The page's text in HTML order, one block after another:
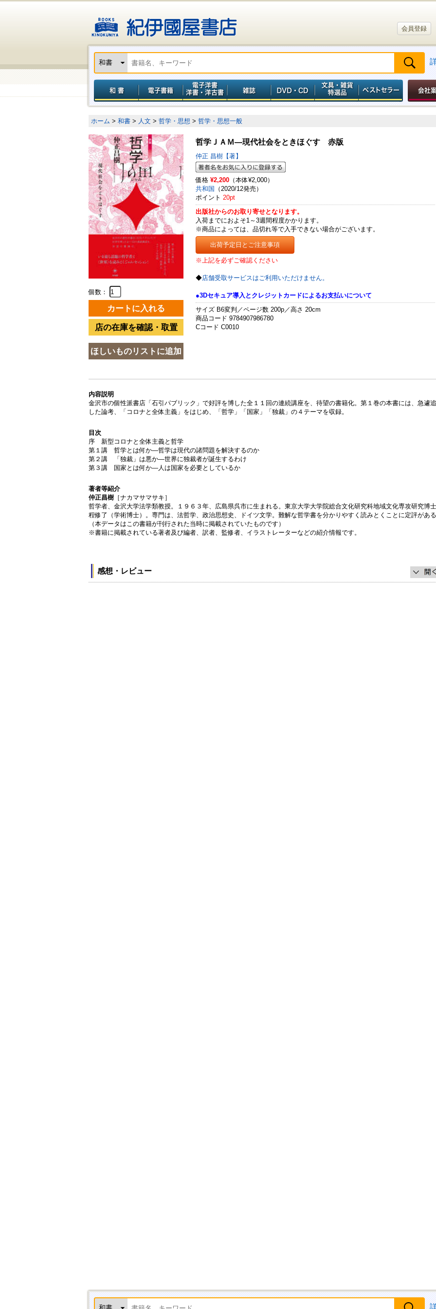
会員登録
ホーム > 和書 > 人文 > 哲学・思想 > 哲学・思想一般
個数：
哲学ＪＡＭ―現代社会をときほぐす 赤版
仲正 昌樹【著】
価格 ¥2,200 （本体¥2,000）
共和国
（2020/12発売）
ポイント 20pt
出版社からのお取り寄せとなります。
入荷までにおよそ1～3週間程度かかります。
※商品によっては、品切れ等で入手できない場合がございます。
出荷予定日とご注意事項
※上記を必ずご確認ください
◆店舗受取サービスはご利用いただけません。
●3Dセキュア導入とクレジットカードによるお支払いについて
サイズ B6変判／ページ数 200p／高さ 20cm
商品コード 9784907986780
Cコード C0010
内容説明
金沢市の個性派書店「石引パブリック」で好評を博した全１１回の連続講座を、待望の書籍化。第１巻の本書には、急遽
した論考、「コロナと全体主義」をはじめ、「哲学」「国家」「独裁」の４テーマを収録。
目次
序 新型コロナと全体主義と哲学
第１講 哲学とは何か―哲学は現代の諸問題を解決するのか
第２講 「独裁」は悪か―世界に独裁者が誕生するわけ
第３講 国家とは何か―人は国家を必要としているか
著者等紹介
仲正昌樹 ［ナカマサマサキ］
哲学者、金沢大学法学類教授。１９６３年、広島県呉市に生まれる。東京大学大学院総合文化研究科地域文化専攻研究博
程修了（学術博士）。専門は、法哲学、政治思想史、ドイツ文学。難解な哲学書を分かりやすく読みとくことに定評がある
（本データはこの書籍が刊行された当時に掲載されていたものです）
※書籍に掲載されている著者及び編者、訳者、監修者、イラストレーターなどの紹介情報です。
感想・レビュー